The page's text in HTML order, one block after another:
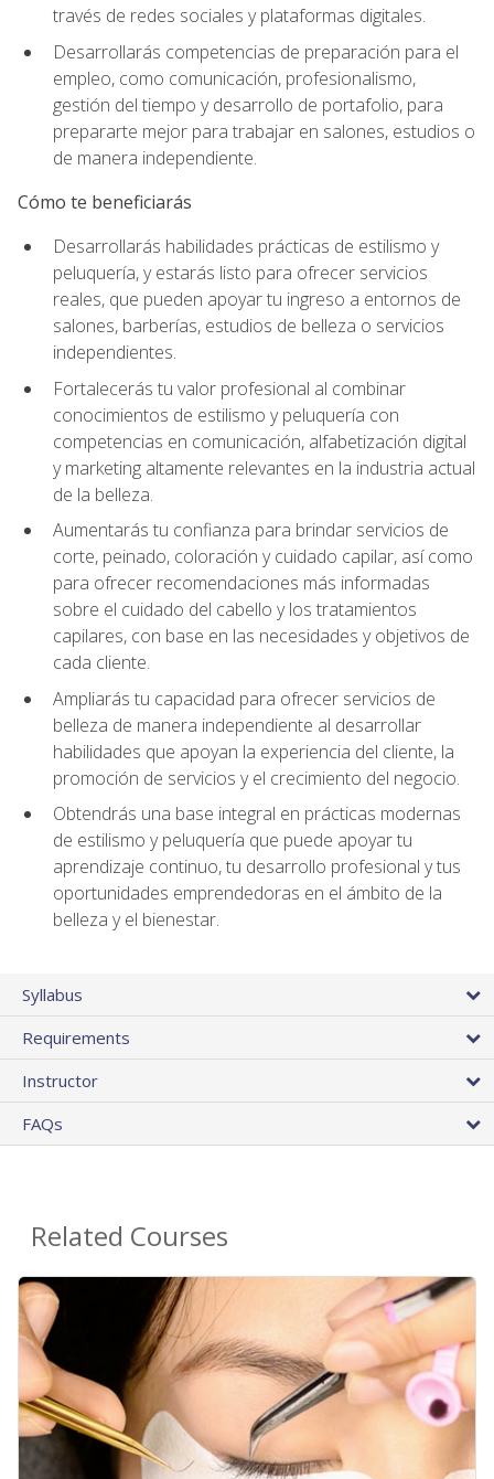
través de redes sociales y plataformas digitales.
Desarrollarás competencias de preparación para el
empleo, como comunicación, profesionalismo,
gestión del tiempo y desarrollo de portafolio, para
prepararte mejor para trabajar en salones, estudios o
de manera independiente.
Cómo te beneficiarás
Desarrollarás habilidades prácticas de estilismo y
peluquería, y estarás listo para ofrecer servicios
reales, que pueden apoyar tu ingreso a entornos de
salones, barberías, estudios de belleza o servicios
independientes.
Fortalecerás tu valor profesional al combinar
conocimientos de estilismo y peluquería con
competencias en comunicación, alfabetización digital
y marketing altamente relevantes en la industria actual
de la belleza.
Aumentarás tu confianza para brindar servicios de
corte, peinado, coloración y cuidado capilar, así como
para ofrecer recomendaciones más informadas
sobre el cuidado del cabello y los tratamientos
capilares, con base en las necesidades y objetivos de
cada cliente.
Ampliarás tu capacidad para ofrecer servicios de
belleza de manera independiente al desarrollar
habilidades que apoyan la experiencia del cliente, la
promoción de servicios y el crecimiento del negocio.
Obtendrás una base integral en prácticas modernas
de estilismo y peluquería que puede apoyar tu
aprendizaje continuo, tu desarrollo profesional y tus
oportunidades emprendedoras en el ámbito de la
belleza y el bienestar.
Syllabus
Requirements
Instructor
FAQs
Related Courses